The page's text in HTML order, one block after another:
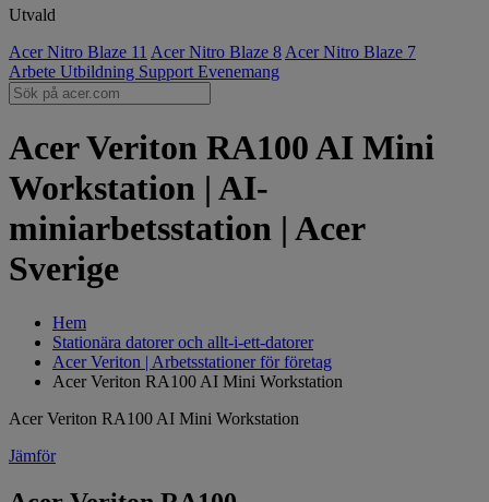
Utvald
Acer Nitro Blaze 11 Acer Nitro Blaze 8 Acer Nitro Blaze 7
Arbete Utbildning Support Evenemang
Acer Veriton RA100 AI Mini
Workstation | AI-
miniarbetsstation | Acer
Sverige
Hem
Stationära datorer och allt-i-ett-datorer
Acer Veriton | Arbetsstationer för företag
Acer Veriton RA100 AI Mini Workstation
Acer Veriton RA100 AI Mini Workstation
Jämför